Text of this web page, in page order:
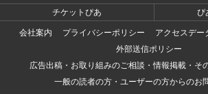
チケットぴあ
ぴ
会社案内
プライバシーポリシー
アクセスデー
外部送信ポリシー
広告出稿・お取り組みのご相談・情報掲載・そ
一般の読者の方・ユーザーの方からのお